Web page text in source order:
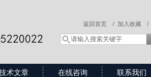
加入收藏 /
返回首页 /
术文章 在线咨询 联系我们